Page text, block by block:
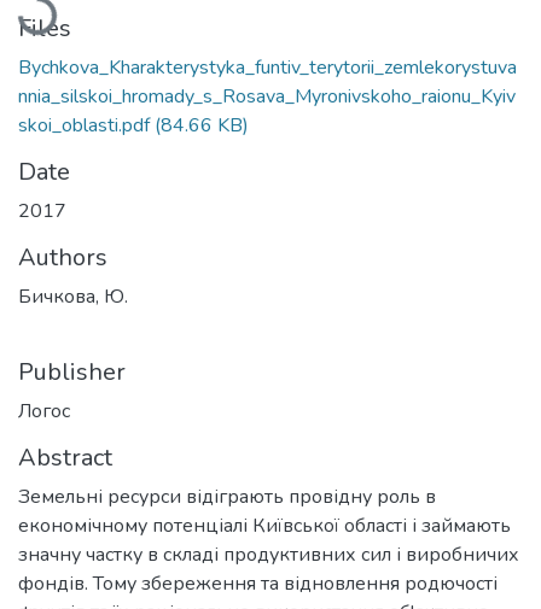
Files
Bychkova_Kharakterystyka_funtiv_terytorii_zemlekorystuva
nnia_silskoi_hromady_s_Rosava_Myronivskoho_raionu_Kyiv
skoi_oblasti.pdf(84.66 KB)
Date
2017
Authors
Бичкова, Ю.
Publisher
Логос
Abstract
Земельні ресурси відіграють провідну роль в
економічному потенціалі Київської області і займають
значну частку в складі продуктивних сил і виробничих
фондів. Тому збереження та відновлення родючості